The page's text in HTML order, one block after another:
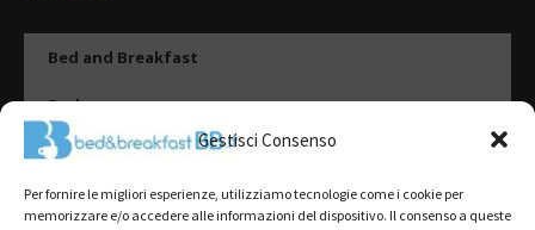
Gestisci Consenso
Per fornire le migliori esperienze, utilizziamo tecnologie come i cookie per
memorizzare e/o accedere alle informazioni del dispositivo. Il consenso a queste
Bed and Breakfast
Esplora
Tipologie di alloggio
Destinazioni